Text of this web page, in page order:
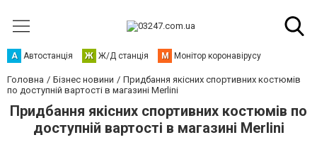
А Автостанція Ж Ж/Д станція М Монітор коронавірусу
Головна Бізнес новини
Придбання якісних спортивних костюмів
по доступній вартості в магазині Merlini
Придбання якісних спортивних костюмів по
доступній вартості в магазині Merlini